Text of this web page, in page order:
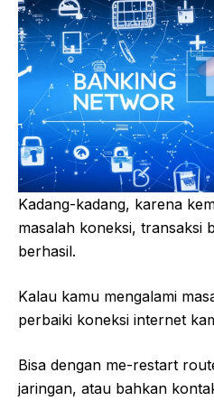
Kadang-kadang, karena
masalah koneksi, transaksi
berhasil.
Kalau kamu mengalami
perbaiki koneksi internet
Bisa dengan me-restart
jaringan, atau bahkan